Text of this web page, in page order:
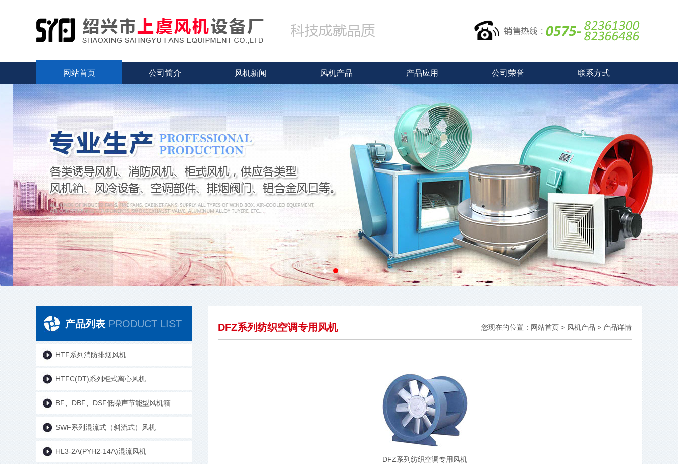
网站首页 公司简介 风机新闻 风机产品 产品应用 公司荣誉 联系方式
产品列表 PRODUCT LIST
HTF系列消防排烟风机
HTFC(DT)系列柜式离心风机
BF、DBF、DSF低噪声节能型风机箱
SWF系列混流式（斜流式）风机
HL3-2A(PYH2-14A)混流风机
DFZ系列纺织空调专用风机 您现在的位置： 网站首页 > 风机产品 > 产品详情
DFZ系列纺织空调专用风机